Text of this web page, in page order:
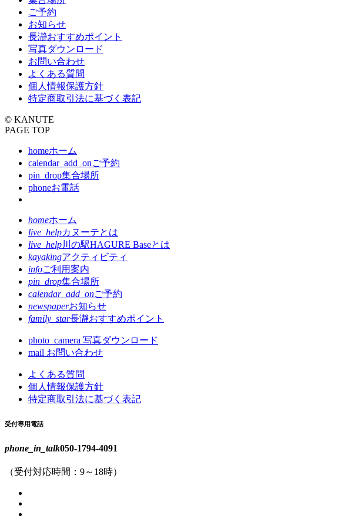
ご予約
お知らせ
長瀞おすすめポイント
写真ダウンロード
お問い合わせ
よくある質問
個人情報保護方針
特定商取引法に基づく表記
© KANUTE
PAGE TOP
homeホーム
calendar_add_onご予約
pin_drop集合場所
phoneお電話
homeホーム
live_helpカヌーテとは
live_help川の駅HAGURE Baseとは
kayakingアクティビティ
infoご利用案内
pin_drop集合場所
calendar_add_onご予約
newspaperお知らせ
family_star長瀞おすすめポイント
photo_camera 写真ダウンロード
mail お問い合わせ
よくある質問
個人情報保護方針
特定商取引法に基づく表記
受付専用電話
phone_in_talk050-1794-4091
（受付対応時間：9～18時）